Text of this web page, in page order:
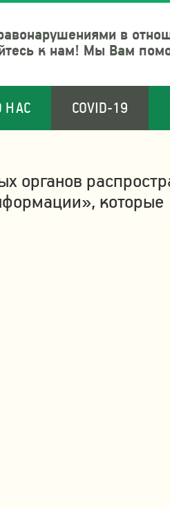
в
к нам! Мы Вам
НАС COVID-19
органов
которые